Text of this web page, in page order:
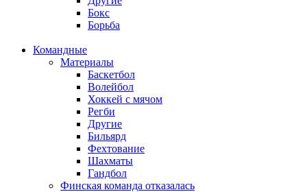
Бокс
Борьба
Командные
Материалы
Баскетбол
Волейбол
Хоккей с мячом
Регби
Другие
Бильярд
Фехтование
Шахматы
Гандбол
Финская команда отказалась